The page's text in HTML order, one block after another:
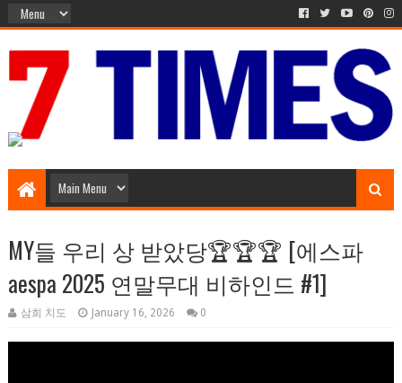
MY들 우리 상 받았당🏆🏆🏆 [에스파
aespa 2025 연말무대 비하인드 #1]
삼희 치도 January 16, 2026 0